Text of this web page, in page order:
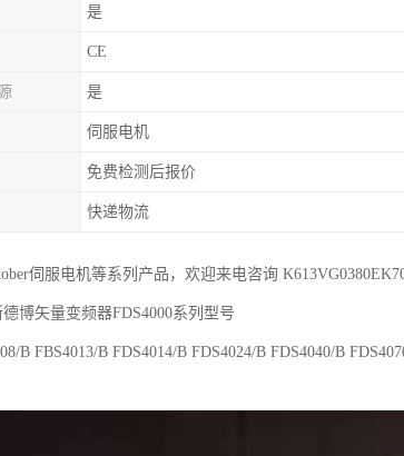
是
CE
是
伺服电机
免费检测后报价
快递物流
伺服电机等系列产品，欢迎来电咨询
博矢量变频器FDS4000系列型号
B FBS4013/B FDS4014/B FDS4024/B FDS4040/B